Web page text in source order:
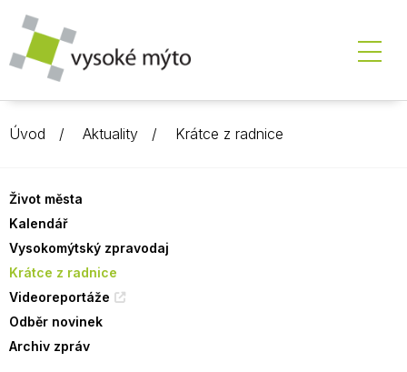
Úvod Aktuality Krátce z radnice
Život města
Kalendář
Vysokomýtský zpravodaj
Krátce z radnice
Videoreportáže
Odběr novinek
Archiv zpráv